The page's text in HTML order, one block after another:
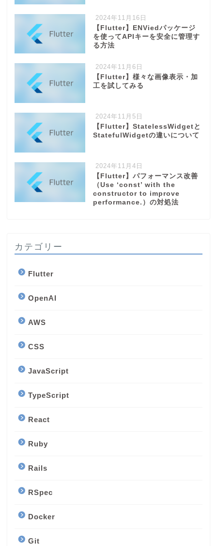
2024年11月16日
【Flutter】ENViedパッケージ
を使ってAPIキーを安全に管理す
る方法
2024年11月6日
【Flutter】様々な画像表示・加
工を試してみる
2024年11月5日
【Flutter】StatelessWidgetと
StatefulWidgetの違いについて
2024年11月4日
【Flutter】パフォーマンス改善
（Use ‘const’ with the
constructor to improve
performance.）の対処法
カテゴリー
Flutter
OpenAI
AWS
CSS
JavaScript
TypeScript
React
Ruby
Rails
RSpec
Docker
Git